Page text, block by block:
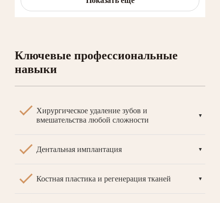
Ключевые профессиональные
навыки
Хирургическое удаление зубов и
вмешательства любой сложности
▼
Дентальная имплантация ▼
Костная пластика и регенерация тканей ▼